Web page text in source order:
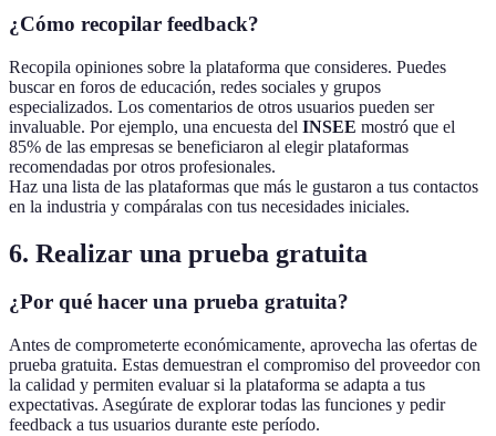
¿Cómo recopilar feedback?
Recopila opiniones sobre la plataforma que consideres. Puedes
buscar en foros de educación, redes sociales y grupos
especializados. Los comentarios de otros usuarios pueden ser
invaluable. Por ejemplo, una encuesta del INSEE mostró que el
85% de las empresas se beneficiaron al elegir plataformas
recomendadas por otros profesionales.
Haz una lista de las plataformas que más le gustaron a tus contactos
en la industria y compáralas con tus necesidades iniciales.
6. Realizar una prueba gratuita
¿Por qué hacer una prueba gratuita?
Antes de comprometerte económicamente, aprovecha las ofertas de
prueba gratuita. Estas demuestran el compromiso del proveedor con
la calidad y permiten evaluar si la plataforma se adapta a tus
expectativas. Asegúrate de explorar todas las funciones y pedir
feedback a tus usuarios durante este período.